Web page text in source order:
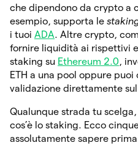
che dipendono da crypto a
esempio, supporta le
i tuoi ADA. Altre crypto,
fornire liquidità ai rispettivi
staking su Ethereum 2.0,
ETH a una pool oppure
validazione direttamente
Qualunque strada tu
cos’è lo staking. Ecco
assolutamente sapere